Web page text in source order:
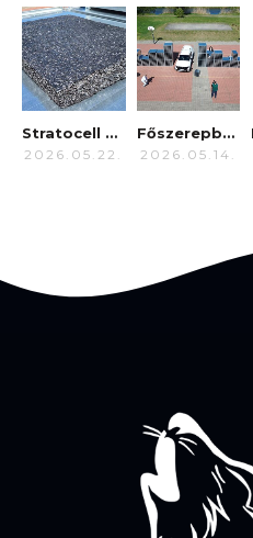
Stratocell Whisper
2026.05.22.
Főszerepben: a NoiseBuster
2026.05.14.